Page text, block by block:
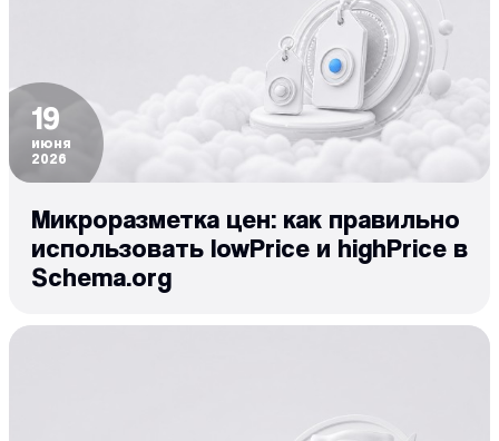
19
июня
2026
Микроразметка цен: как правильно
использовать lowPrice и highPrice в
Schema.org